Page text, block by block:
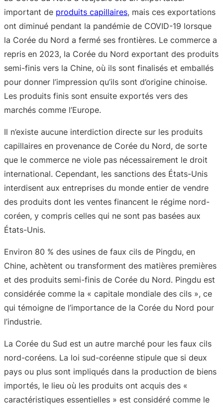
important de produits capillaires, mais ces exportations
ont diminué pendant la pandémie de COVID-19 lorsque
la Corée du Nord a fermé ses frontières. Le commerce a
repris en 2023, la Corée du Nord exportant des produits
semi-finis vers la Chine, où ils sont finalisés et emballés
pour donner l’impression qu’ils sont d’origine chinoise.
Les produits finis sont ensuite exportés vers des
marchés comme l’Europe.
Il n’existe aucune interdiction directe sur les produits
capillaires en provenance de Corée du Nord, de sorte
que le commerce ne viole pas nécessairement le droit
international. Cependant, les sanctions des États-Unis
interdisent aux entreprises du monde entier de vendre
des produits dont les ventes financent le régime nord-
coréen, y compris celles qui ne sont pas basées aux
États-Unis.
Environ 80 % des usines de faux cils de Pingdu, en
Chine, achètent ou transforment des matières premières
et des produits semi-finis de Corée du Nord. Pingdu est
considérée comme la « capitale mondiale des cils », ce
qui témoigne de l’importance de la Corée du Nord pour
l’industrie.
La Corée du Sud est un autre marché pour les faux cils
nord-coréens. La loi sud-coréenne stipule que si deux
pays ou plus sont impliqués dans la production de biens
importés, le lieu où les produits ont acquis des «
caractéristiques essentielles » est considéré comme le